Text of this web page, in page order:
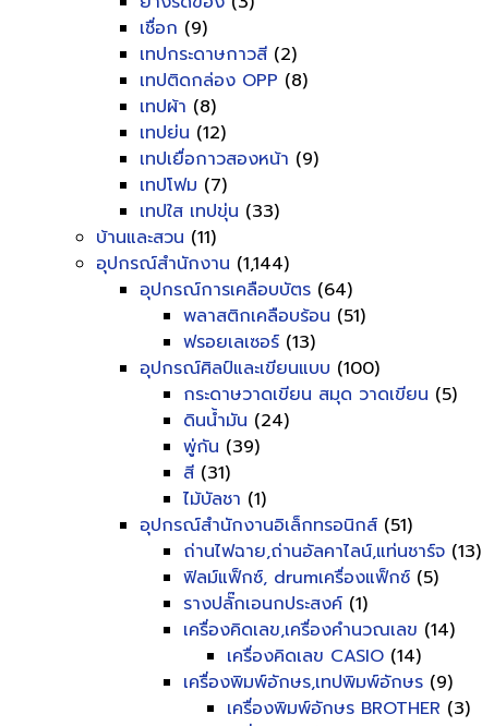
เชื่อก (9)
เทปกระดาษกาวสี (2)
เทปติดกล่อง OPP (8)
เทปผ้า (8)
เทปย่น (12)
เทปเยื่อกาวสองหน้า (9)
เทปโฟม (7)
เทปใส เทปขุ่น (33)
บ้านและสวน (11)
อุปกรณ์สำนักงาน (1,144)
อุปกรณ์การเคลือบบัตร (64)
พลาสติกเคลือบร้อน (51)
ฟรอยเลเซอร์ (13)
อุปกรณ์ศิลป์และเขียนแบบ (100)
กระดาษวาดเขียน สมุด วาดเขียน (5)
ดินน้ำมัน (24)
พู่กัน (39)
สี (31)
ไม้บัลชา (1)
อุปกรณ์สำนักงานอิเล็กทรอนิกส์ (51)
ถ่านไฟฉาย,ถ่านอัลคาไลน์,แท่นชาร์จ (13)
ฟิลม์แฟ็กซ์, drumเครื่องแฟ็กซ์ (5)
รางปลั๊กเอนกประสงค์ (1)
เครื่องคิดเลข,เครื่องคำนวณเลข (14)
เครื่องคิดเลข CASIO (14)
เครื่องพิมพ์อักษร,เทปพิมพ์อักษร (9)
เครื่องพิมพ์อักษร BROTHER (3)